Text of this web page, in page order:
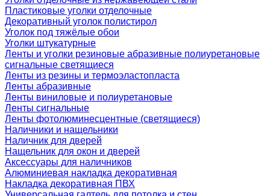
Пластиковые уголки отделочные
Декоративный уголок полистирол
Уголок под тяжёлые обои
Уголки штукатурные
Ленты и уголки резиновые абразивные полиуретановые
сигнальные светящиеся
Ленты из резины и термоэластопласта
Ленты абразивные
Ленты виниловые и полиуретановые
Ленты сигнальные
Ленты фотолюминесцентные (светящиеся)
Наличники и нащельники
Наличник для дверей
Нащельник для окон и дверей
Аксессуары для наличников
Алюминиевая накладка декоративная
Накладка декоративная ПВХ